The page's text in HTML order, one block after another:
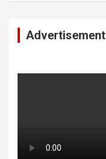
Advertisement